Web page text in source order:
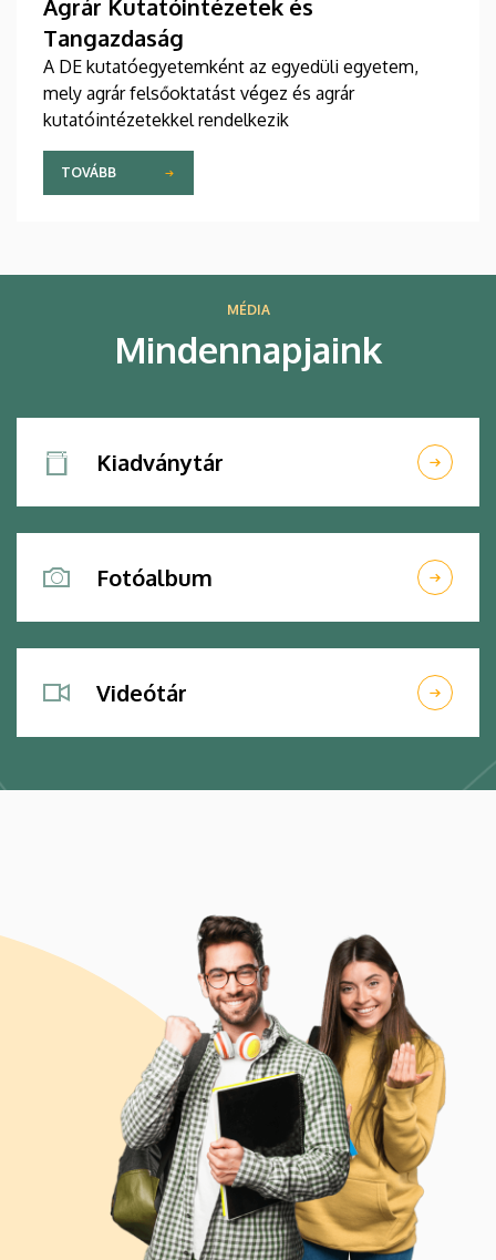
Agrár Kutatóintézetek és
Tangazdaság
A DE kutatóegyetemként az egyedüli egyetem,
mely agrár felsőoktatást végez és agrár
kutatóintézetekkel rendelkezik
TOVÁBB
MÉDIA
Mindennapjaink
Kiadványtár
Fotóalbum
Videótár